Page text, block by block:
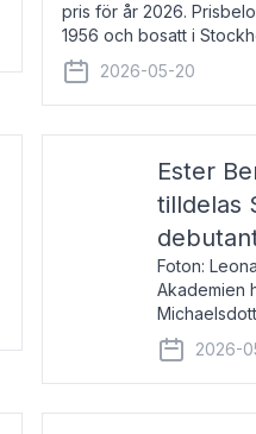
pris för år 2026.
1956 och bosatt i
Han disputerade 1993
2026-05-20
Ester
tilldelas
Foton:
Akademien
2026. Priset
intressanta
2026-